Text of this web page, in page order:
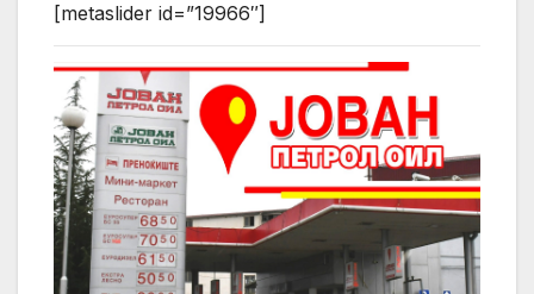
[metaslider id=”19966″]